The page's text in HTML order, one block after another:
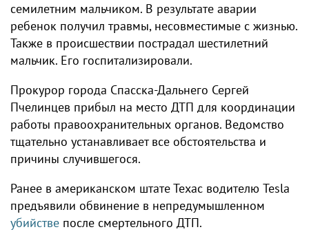
семилетним мальчиком. В результате аварии
ребенок получил травмы, несовместимые с жизнью.
Также в происшествии пострадал шестилетний
мальчик. Его госпитализировали.
Прокурор города Спасска-Дальнего Сергей
Пчелинцев прибыл на место ДТП для координации
работы правоохранительных органов. Ведомство
тщательно устанавливает все обстоятельства и
причины случившегося.
Ранее в американском штате Техас водителю Tesla
предъявили обвинение в непредумышленном
убийстве после смертельного ДТП.